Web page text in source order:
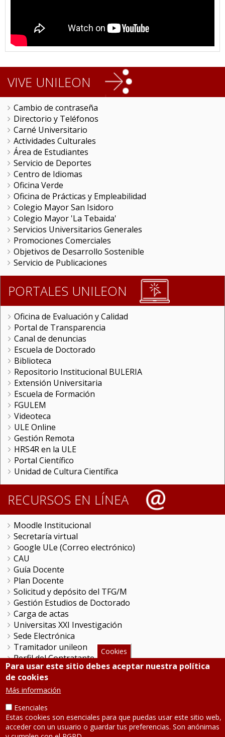
VIVE UNILEON
Cambio de contraseña
Directorio y Teléfonos
Carné Universitario
Actividades Culturales
Área de Estudiantes
Servicio de Deportes
Centro de Idiomas
Oficina Verde
Oficina de Prácticas y Empleabilidad
Colegio Mayor San Isidoro
Colegio Mayor 'La Tebaida'
Servicios Universitarios Generales
Promociones Comerciales
Objetivos de Desarrollo Sostenible
Servicio de Publicaciones
PORTALES UNILEON
Oficina de Evaluación y Calidad
Portal de Transparencia
Canal de denuncias
Escuela de Doctorado
Biblioteca
Repositorio Institucional BULERIA
Extensión Universitaria
Escuela de Formación
FGULEM
Videoteca
ULE Online
Gestión Remota
HRS4R en la ULE
Portal Científico
Unidad de Cultura Científica
RECURSOS EN LÍNEA
Moodle Institucional
Secretaría virtual
Google ULe (Correo electrónico)
CAU
Guía Docente
Plan Docente
Solicitud y depósito del TFG/M
Gestión Estudios de Doctorado
Carga de actas
Universitas XXI Investigación
Sede Electrónica
Tramitador unileon
Perfil del Contratante
Portal del Empleado
Servicio de Informática y Comunicaciones
SÍGUENOS
Teléfono: 987 291 000
Cookies
Para usar este sitio debes aceptar nuestra política
de cookies
Más información
Esenciales
Estas cookies son esenciales para que puedas usar este sitio web,
acceder con un usuario o guardar tus preferencias. Son anónimas